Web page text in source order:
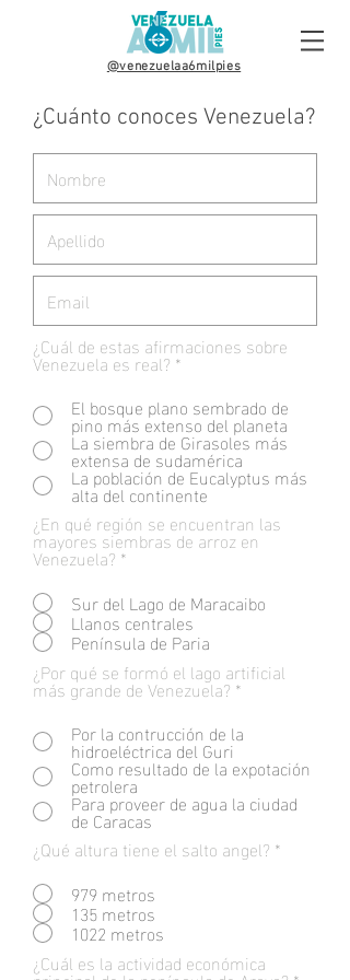
@venezuelaa6milpies
¿Cuánto conoces Venezuela?
¿Cuál de estas afirmaciones sobre
Venezuela es real? *
El bosque plano sembrado de
pino más extenso del planeta
La siembra de Girasoles más
extensa de sudamérica
La población de Eucalyptus más
alta del continente
¿En qué región se encuentran las
mayores siembras de arroz en
Venezuela?*
Sur del Lago de Maracaibo
Llanos centrales
Península de Paria
¿Por qué se formó el lago artificial
más grande de Venezuela?*
Por la contrucción de la
hidroeléctrica del Guri
Como resultado de la expotación
petrolera
Para proveer de agua la ciudad
de Caracas
¿Qué altura tiene el salto angel? *
979 metros
135 metros
1022 metros
¿Cuál es la actividad económica